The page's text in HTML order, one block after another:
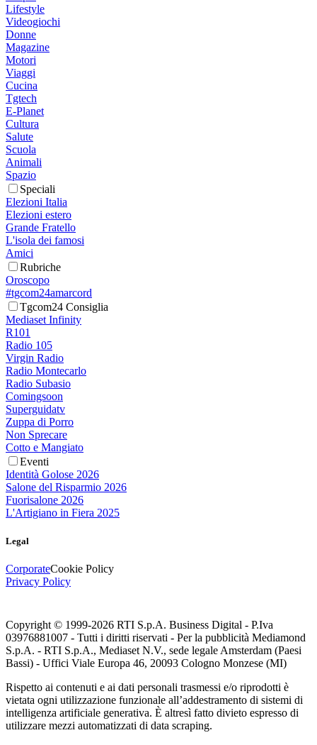
Lifestyle
Videogiochi
Donne
Magazine
Motori
Viaggi
Cucina
Tgtech
E-Planet
Cultura
Salute
Scuola
Animali
Spazio
Speciali
Elezioni Italia
Elezioni estero
Grande Fratello
L'isola dei famosi
Amici
Rubriche
Oroscopo
#tgcom24amarcord
Tgcom24 Consiglia
Mediaset Infinity
R101
Radio 105
Virgin Radio
Radio Montecarlo
Radio Subasio
Comingsoon
Superguidatv
Zuppa di Porro
Non Sprecare
Cotto e Mangiato
Eventi
Identità Golose 2026
Salone del Risparmio 2026
Fuorisalone 2026
L'Artigiano in Fiera 2025
Legal
CorporateCookie Policy
Privacy Policy
Copyright © 1999-2026 RTI S.p.A. Business Digital - P.Iva
03976881007 - Tutti i diritti riservati - Per la pubblicità Mediamond
S.p.A. - RTI S.p.A., Mediaset N.V., sede legale Amsterdam (Paesi
Bassi) - Uffici Viale Europa 46, 20093 Cologno Monzese (MI)
Rispetto ai contenuti e ai dati personali trasmessi e/o riprodotti è
vietata ogni utilizzazione funzionale all’addestramento di sistemi di
intelligenza artificiale generativa. È altresì fatto divieto espresso di
utilizzare mezzi automatizzati di data scraping.